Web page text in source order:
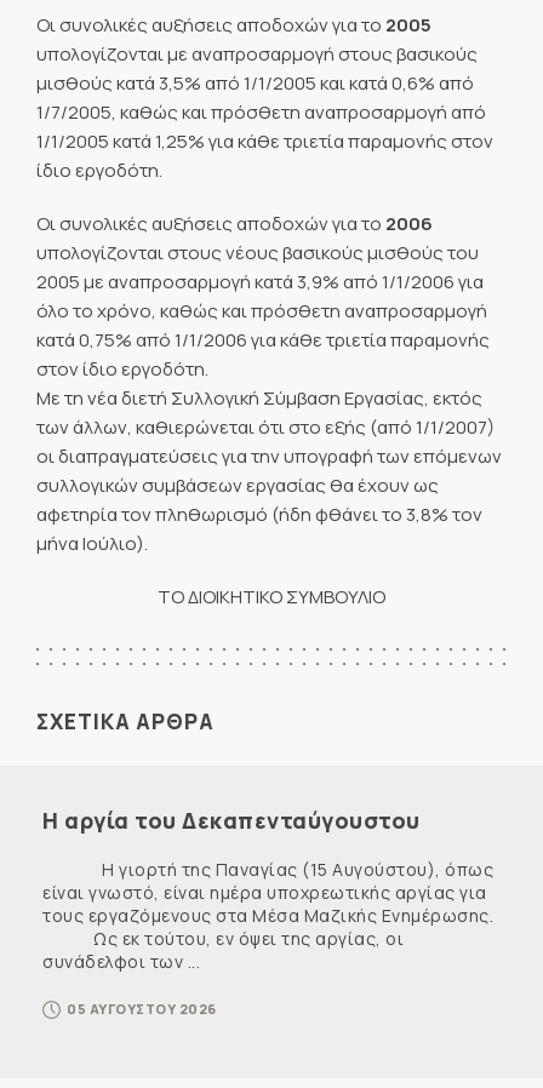
Οι συνολικές αυξήσεις αποδοχών για το 2005
υπολογίζονται με αναπροσαρμογή στους βασικούς
μισθούς κατά 3,5% από 1/1/2005 και κατά 0,6% από
1/7/2005, καθώς και πρόσθετη αναπροσαρμογή από
1/1/2005 κατά 1,25% για κάθε τριετία παραμονής στον
ίδιο εργοδότη.
Οι συνολικές αυξήσεις αποδοχών για το 2006
υπολογίζονται στους νέους βασικούς μισθούς του
2005 με αναπροσαρμογή κατά 3,9% από 1/1/2006 για
όλο το χρόνο, καθώς και πρόσθετη αναπροσαρμογή
κατά 0,75% από 1/1/2006 για κάθε τριετία παραμονής
στον ίδιο εργοδότη.
Με τη νέα διετή Συλλογική Σύμβαση Εργασίας, εκτός
των άλλων, καθιερώνεται ότι στο εξής (από 1/1/2007)
οι διαπραγματεύσεις για την υπογραφή των επόμενων
συλλογικών συμβάσεων εργασίας θα έχουν ως
αφετηρία τον πληθωρισμό (ήδη φθάνει το 3,8% τον
μήνα Ιούλιο).
ΤΟ ΔΙΟΙΚΗΤΙΚΟ ΣΥΜΒΟΥΛΙΟ
ΣΧΕΤΙΚΑ ΑΡΘΡΑ
Η αργία του Δεκαπενταύγουστου
Η γιορτή της Παναγίας (15 Αυγούστου), όπως
είναι γνωστό, είναι ημέρα υποχρεωτικής αργίας για
τους εργαζόμενους στα Μέσα Μαζικής Ενημέρωσης.
Ως εκ τούτου, εν όψει της αργίας, οι
συνάδελφοι των ...
05 ΑΥΓΟΥΣΤΟΥ 2026